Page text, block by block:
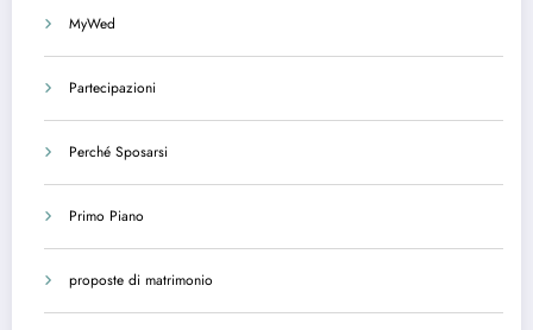
MyWed
Partecipazioni
Perché Sposarsi
Primo Piano
proposte di matrimonio